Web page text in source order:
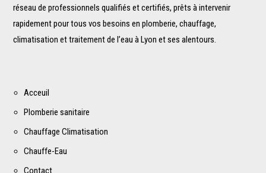
réseau de professionnels qualifiés et certifiés, prêts à intervenir
rapidement pour tous vos besoins en plomberie, chauffage,
climatisation et traitement de l’eau à Lyon et ses alentours.
Acceuil
Plomberie sanitaire
Chauffage Climatisation
Chauffe-Eau
Contact